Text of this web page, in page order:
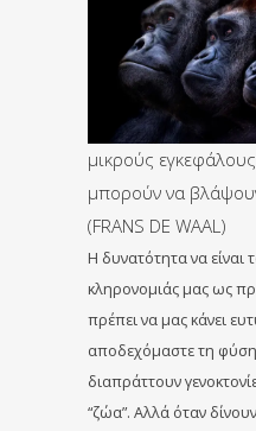
μικρούς
μπορούν να
(FRANS DE WAAL)
Η δυνατότητα να είναι
κληρονομιάς μας ως
πρέπει να μας κάνει
αποδεχόμαστε τη
διαπράττουν
“ζώα”. Αλλά όταν